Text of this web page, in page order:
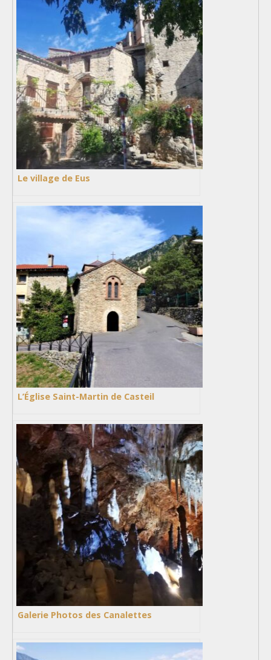
Le village de Eus
L’Église Saint-Martin de Casteil
Galerie Photos des Canalettes